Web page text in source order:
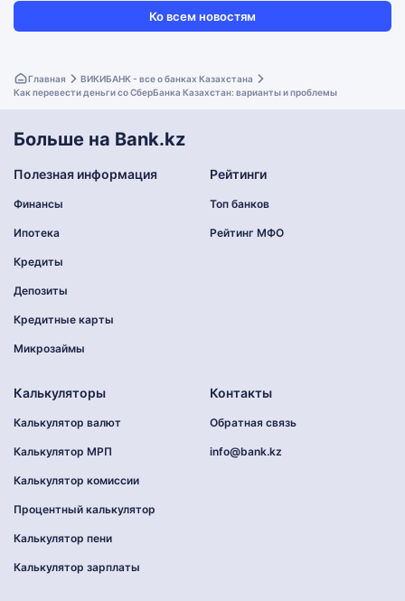
Ко всем новостям
Главная
ВИКИБАНК - все о банках Казахстана
Как перевести деньги со СберБанка Казахстан: варианты и проблемы
Больше на Bank.kz
Полезная информация
Финансы
Ипотека
Кредиты
Депозиты
Кредитные карты
Микрозаймы
Рейтинги
Топ банков
Рейтинг МФО
Калькуляторы
Калькулятор валют
Калькулятор МРП
Калькулятор комиссии
Процентный калькулятор
Калькулятор пени
Калькулятор зарплаты
Контакты
Обратная связь
info@bank.kz